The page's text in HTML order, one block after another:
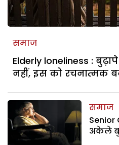
समाज
Elderly loneliness :
नहीं, इस को रचनात्मक
समाज
Senior
अकेले